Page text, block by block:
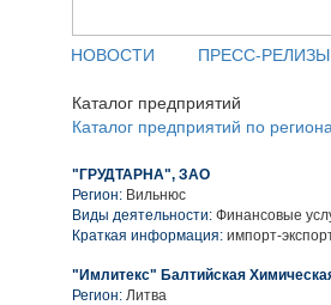
НОВОСТИ ПРЕСС-РЕЛИЗЫ
Каталог предприятий
Каталог предприятий по
"ГРУДТАРНА", ЗАО
Регион: Вильнюс
Виды деятельности: Финансовые
Краткая информация: импорт-
"Имлитекс" Балтийская
Регион: Литва